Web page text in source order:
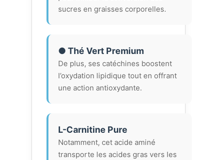
sucres en graisses corporelles.
● Thé Vert Premium
De plus, ses catéchines boostent
l’oxydation lipidique tout en offrant
une action antioxydante.
L-Carnitine Pure
Notamment, cet acide aminé
transporte les acides gras vers les